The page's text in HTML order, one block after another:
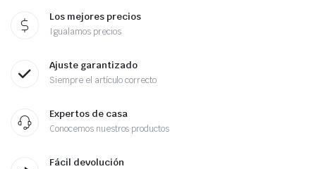
Los mejores precios
Igualamos precios
Ajuste garantizado
Siempre el artículo correcto
Expertos de casa
Conocemos nuestros productos
Fácil devolución